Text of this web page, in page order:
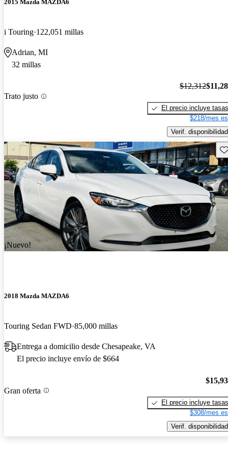
2015 Mazda MAZDA6
i Touring 122,051 millas
Adrian, MI
32 millas
Trato justo
$12,312
El precio incluye tasas
$218/mes
Verif. disponibilidad
¡Nuevo!
2018 Mazda MAZDA6
Touring Sedan FWD 85,000 millas
Entrega a domicilio desde Chesapeake, VA
El precio incluye envío de $664
Gran oferta
El precio incluye tasas
$308/mes
Verif. disponibilidad